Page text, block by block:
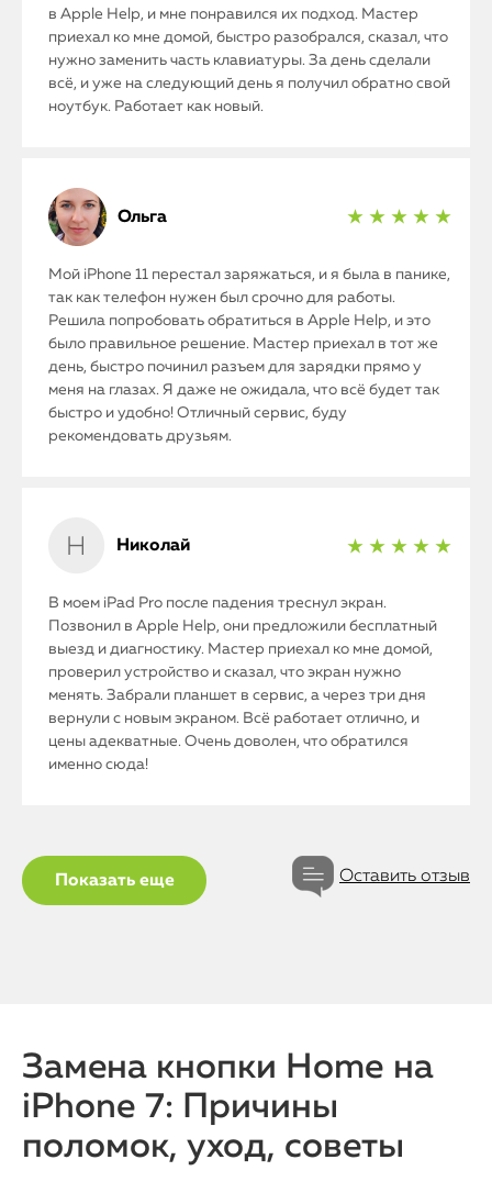
в Apple Help, и мне понравился их подход. Мастер
приехал ко мне домой, быстро разобрался, сказал, что
нужно заменить часть клавиатуры. За день сделали
всё, и уже на следующий день я получил обратно свой
ноутбук. Работает как новый.
Ольга ★ ★ ★ ★ ★
Мой iPhone 11 перестал заряжаться, и я была в панике,
так как телефон нужен был срочно для работы.
Решила попробовать обратиться в Apple Help, и это
было правильное решение. Мастер приехал в тот же
день, быстро починил разъем для зарядки прямо у
меня на глазах. Я даже не ожидала, что всё будет так
быстро и удобно! Отличный сервис, буду
рекомендовать друзьям.
Николай ★ ★ ★ ★ ★
В моем iPad Pro после падения треснул экран.
Позвонил в Apple Help, они предложили бесплатный
выезд и диагностику. Мастер приехал ко мне домой,
проверил устройство и сказал, что экран нужно
менять. Забрали планшет в сервис, а через три дня
вернули с новым экраном. Всё работает отлично, и
цены адекватные. Очень доволен, что обратился
именно сюда!
Показать еще Оставить отзыв
Замена кнопки Home на
iPhone 7: Причины
поломок, уход, советы